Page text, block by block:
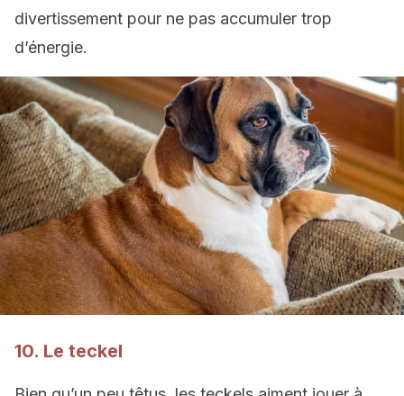
divertissement pour ne pas accumuler trop
d’énergie.
10. Le teckel